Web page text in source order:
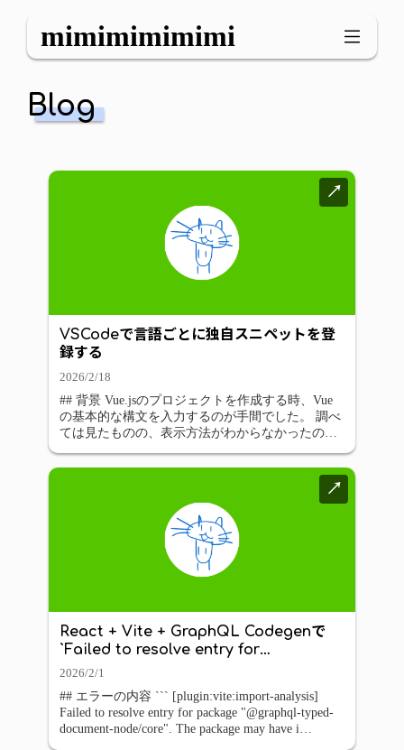
mimimimimimi
Blog
↗
VSCodeで言語ごとに独自スニペットを登
録する
2026/2/18
## 背景 Vue.jsのプロジェクトを作成する時、Vue
の基本的な構文を入力するのが手間でした。 調べ
ては見たものの、表示方法がわからなかったので
にしました。 本記事ではテンプレートとして再利
↗
React + Vite + GraphQL Codegenで
`Failed to resolve entry for
package"@graphql-typed-document-
node/core"`が出た原因と解決方法
2026/2/1
## エラーの内容 ``` [plugin:vite:import-analysis]
Failed to resolve entry for package "@graphql-typed-
document-node/core". The package may have i…